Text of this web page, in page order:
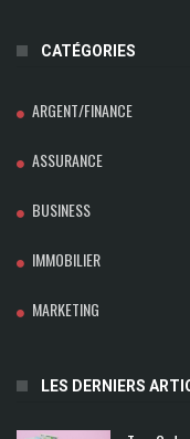
CATÉGORIES
ARGENT/FINANCE
ASSURANCE
BUSINESS
IMMOBILIER
MARKETING
LES DERNIERS